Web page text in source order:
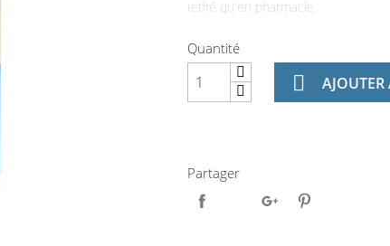
retiré qu'en pharmacie
Quantité

Partager